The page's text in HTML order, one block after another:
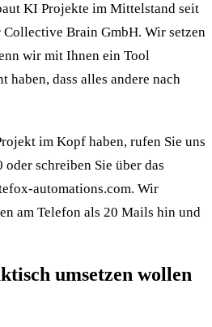
KI Projekte im Mittelstand seit
Collective Brain GmbH. Wir setzen
wir mit Ihnen ein Tool
dass alles andere nach
im Kopf haben, rufen Sie uns
schreiben Sie über das
automations.com. Wir
am Telefon als 20 Mails hin und
umsetzen wollen